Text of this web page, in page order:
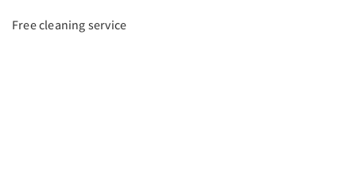
Free cleaning service